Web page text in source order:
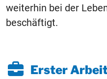
weiterhin bei der
beschäftigt.
Erster